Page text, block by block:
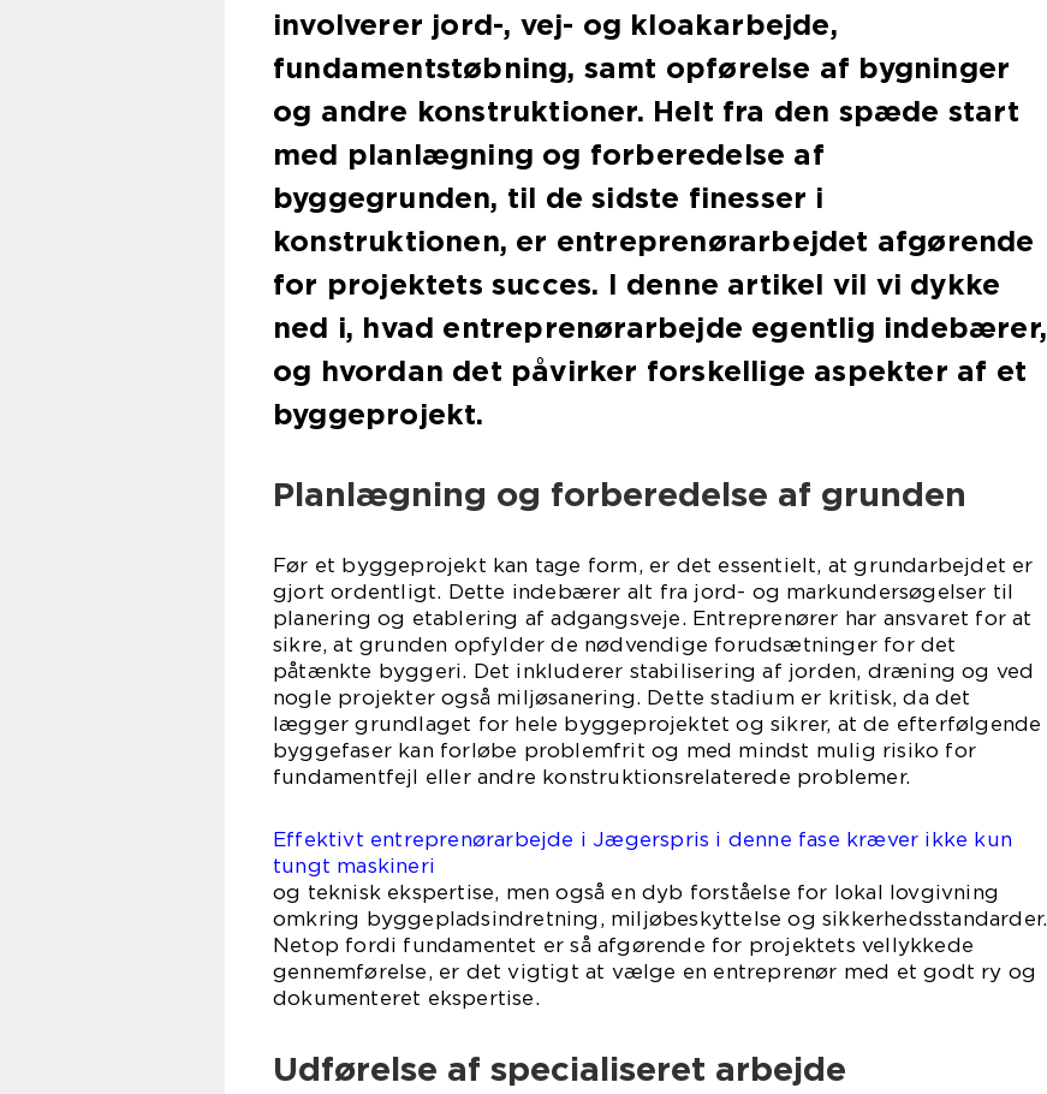
involverer jord-, vej- og kloakarbejde,
fundamentstøbning, samt opførelse af bygninger
og andre konstruktioner. Helt fra den spæde start
med planlægning og forberedelse af
byggegrunden, til de sidste finesser i
konstruktionen, er entreprenørarbejdet afgørende
for projektets succes. I denne artikel vil vi dykke
ned i, hvad entreprenørarbejde egentlig indebærer,
og hvordan det påvirker forskellige aspekter af et
byggeprojekt.
Planlægning og forberedelse af grunden
Før et byggeprojekt kan tage form, er det essentielt, at grundarbejdet er
gjort ordentligt. Dette indebærer alt fra jord- og markundersøgelser til
planering og etablering af adgangsveje. Entreprenører har ansvaret for at
sikre, at grunden opfylder de nødvendige forudsætninger for det
påtænkte byggeri. Det inkluderer stabilisering af jorden, dræning og ved
nogle projekter også miljøsanering. Dette stadium er kritisk, da det
lægger grundlaget for hele byggeprojektet og sikrer, at de efterfølgende
byggefaser kan forløbe problemfrit og med mindst mulig risiko for
fundamentfejl eller andre konstruktionsrelaterede problemer.
Effektivt entreprenørarbejde i Jægerspris i denne fase kræver ikke kun
tungt maskineri
og teknisk ekspertise, men også en dyb forståelse for lokal lovgivning
omkring byggepladsindretning, miljøbeskyttelse og sikkerhedsstandarder.
Netop fordi fundamentet er så afgørende for projektets vellykkede
gennemførelse, er det vigtigt at vælge en entreprenør med et godt ry og
dokumenteret ekspertise.
Udførelse af specialiseret arbejde